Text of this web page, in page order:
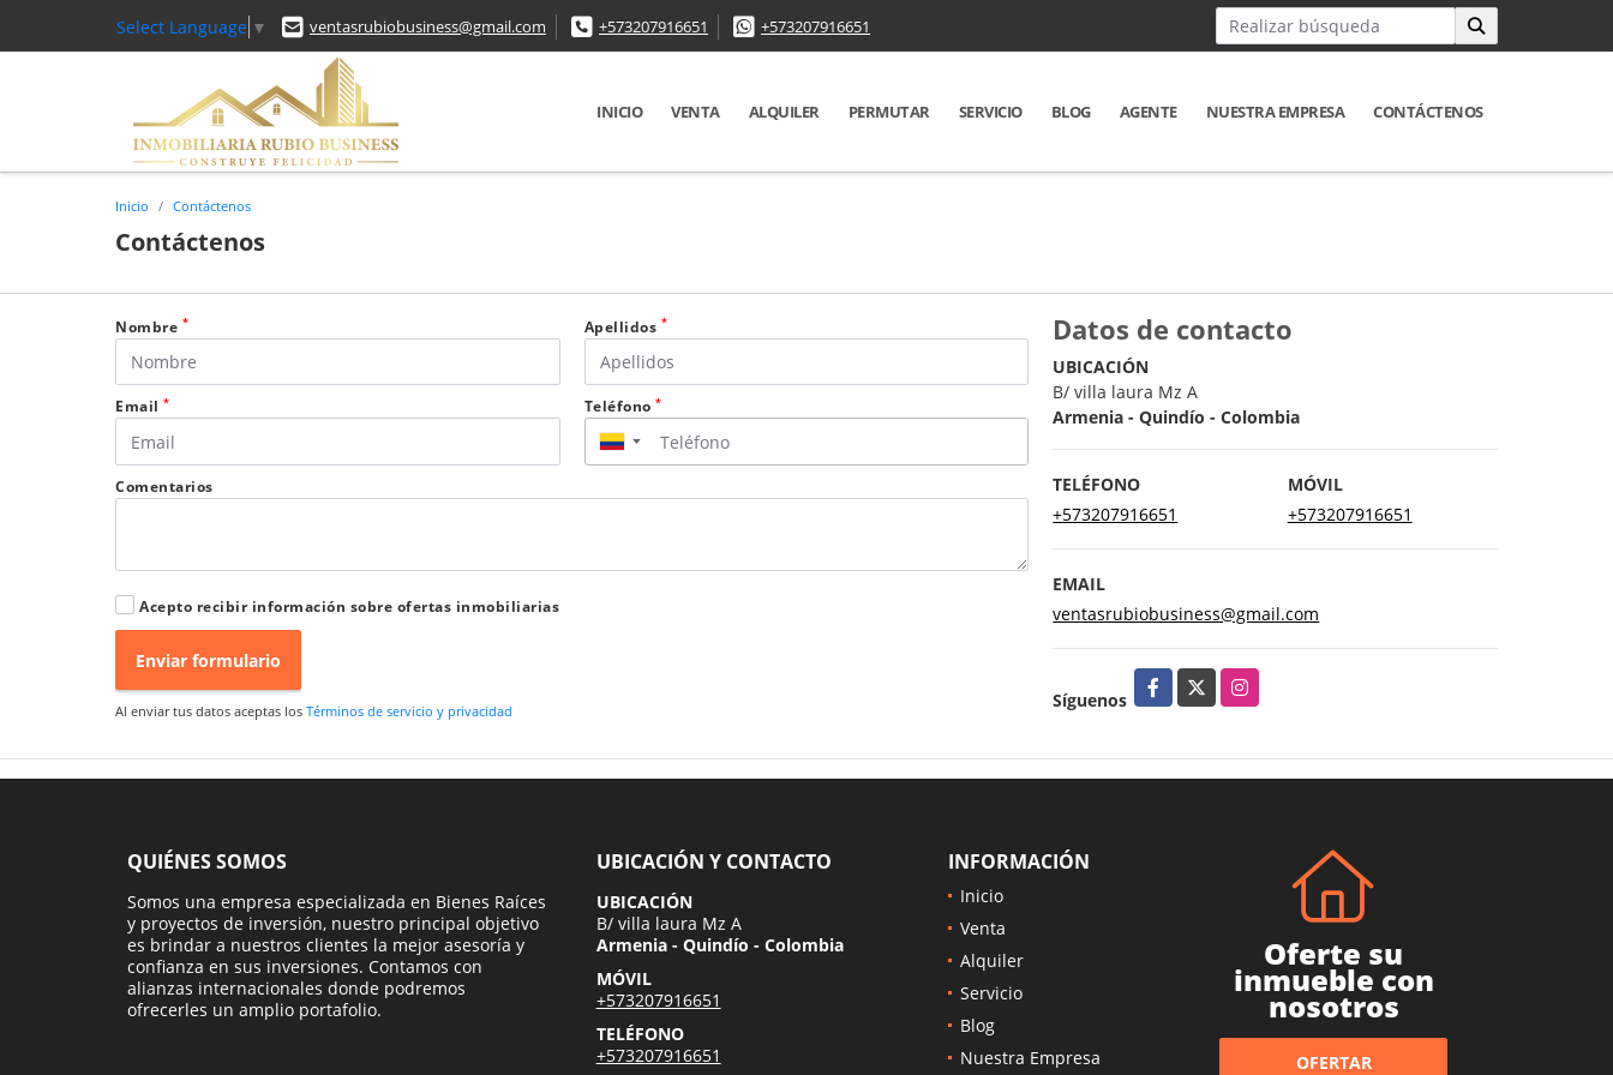
Select Language ▼ ventasrubiobusiness@gmail.com +573207916651 +573207916651
INICIO VENTA ALQUILER PERMUTAR SERVICIO BLOG AGENTE NUESTRA EMPRESA CONTÁCTENOS
Inicio Contáctenos
Contáctenos
Nombre * Apellidos *
Email * Teléfono*
▼
Comentarios
Acepto recibir información sobre ofertas inmobiliarias
Enviar formulario
Al enviar tus datos aceptas los Términos de servicio y privacidad
Datos de contacto
UBICACIÓN
B/ villa laura Mz A
Armenia - Quindío - Colombia
TELÉFONO
+573207916651
MÓVIL
+573207916651
EMAIL
ventasrubiobusiness@gmail.com
Síguenos
Facebook Instagram
QUIÉNES SOMOS
Somos una empresa especializada en Bienes Raíces
y proyectos de inversión, nuestro principal objetivo
es brindar a nuestros clientes la mejor asesoría y
confianza en sus inversiones. Contamos con
alianzas internacionales donde podremos
ofrecerles un amplio portafolio.
UBICACIÓN Y CONTACTO
UBICACIÓN
B/ villa laura Mz A
Armenia - Quindío - Colombia
MÓVIL
+573207916651
TELÉFONO
+573207916651
INFORMACIÓN
Inicio
Venta
Alquiler
Servicio
Blog
Nuestra Empresa
Oferte su
inmueble con
nosotros
OFERTAR